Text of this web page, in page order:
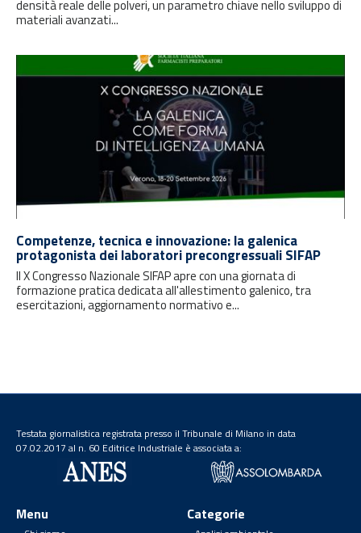
densità reale delle polveri, un parametro chiave nello sviluppo di
materiali avanzati...
Competenze, tecnica e innovazione: la galenica
protagonista dei laboratori precongressuali SIFAP
Il X Congresso Nazionale SIFAP apre con una giornata di
formazione pratica dedicata all'allestimento galenico, tra
esercitazioni, aggiornamento normativo e...
Testata giornalistica registrata presso il Tribunale di Milano in data
07.02.2017 al n. 60 Editrice Industriale è associata a:
Menu Categorie